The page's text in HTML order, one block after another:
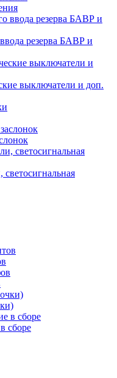
резерва БАВР и
выключатели и доп.
сборе